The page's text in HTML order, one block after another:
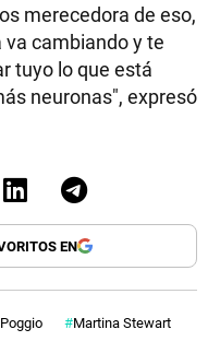
merecedora de eso,
va cambiando y te
tuyo lo que está
neuronas", expresó
EN
Martina Stewart